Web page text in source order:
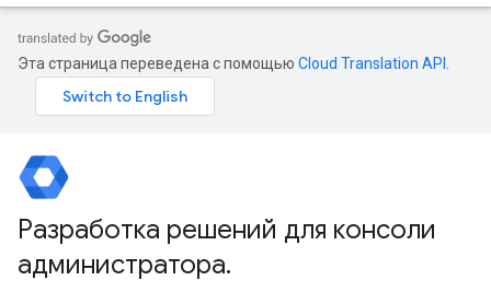
Эта страница переведена с помощью Cloud Translation API
Разработка решений для консоли
администратора.